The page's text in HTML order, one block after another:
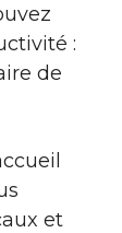
:
de
et